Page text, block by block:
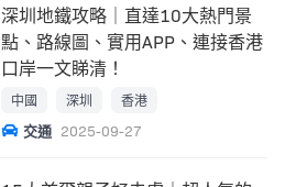
深圳地鐵攻略｜直達10大熱門景
點、路線圖、實用APP、連接香港
口岸一文睇清！
中國 深圳 香港
交通 2025-09-27